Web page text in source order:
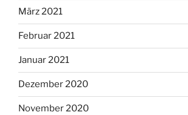
März 2021
Februar 2021
Januar 2021
Dezember 2020
November 2020